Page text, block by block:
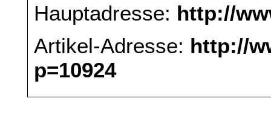
Hauptadresse: http://
Artikel-Adresse: http://
p=10924